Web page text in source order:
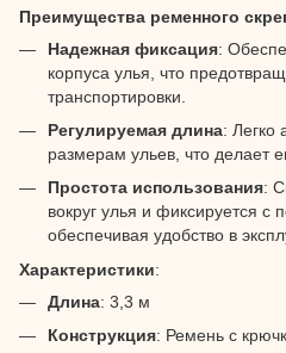
Преимущества ременного
Надежная фиксация:
корпуса улья, что
транспортировки.
Регулируемая длина: Легко
размерам ульев, что делает
Простота использования:
вокруг улья и фиксируется
обеспечивая удобство в
Характеристики:
Длина: 3,3 м
Конструкция: Ремень с